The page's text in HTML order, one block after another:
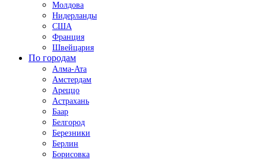
Молдова
Нидерланды
США
Франция
Швейцария
По городам
Алма-Ата
Амстердам
Ареццо
Астрахань
Баар
Белгород
Березники
Берлин
Борисовка